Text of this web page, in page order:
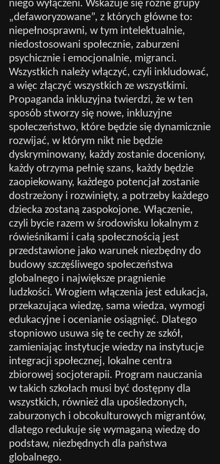
niego wyłączeni. Wskazuje się różne grupy
„defaworyzowane”, z których główne to:
niepełnosprawni, w tym intelektualnie,
niedostosowani społecznie, zaburzeni
psychicznie i emocjonalnie, migranci.
Wszystkich należy włączyć, czyli inkludować,
a więc złączyć wszystkich ze wszystkimi.
Propaganda inkluzyjna twierdzi, że w ten
sposób stworzy się nowe, inkluzyjne
społeczeństwo, które będzie się dynamicznie
rozwijać, w którym nikt nie będzie
dyskryminowany, każdy zostanie doceniony,
każdy otrzyma pełnię szans, każdy będzie
zaopiekowany, każdego potencjał zostanie
dostrzeżony i rozwinięty, a potrzeby każdego
dziecka zostaną zaspokojone. Włączenie,
czyli bycie razem w środowisku lokalnym z
rówieśnikami i całą społecznością jest
przedstawione jako warunek niezbędny do
budowy szczęśliwego społeczeństwa
globalnego i największe pragnienie
ludzkości. Wrogiem włączenia jest edukacja,
przekazująca wiedzę, sama wiedza, wymogi
edukacyjne i ocenianie osiągnięć. Dlatego
stopniowo usuwa się te cechy ze szkół,
zamieniając instytucje wiedzy na instytucje
integracji społecznej, lokalne centra
zbiorowej socjoterapii. Program nauczania
w takich szkołach musi być dostępny dla
wszystkich, również dla upośledzonych,
zaburzonych i obcokulturowych migrantów,
dlatego redukuje się wymaganą wiedzę do
podstaw, niezbędnych dla państwa
globalnego.